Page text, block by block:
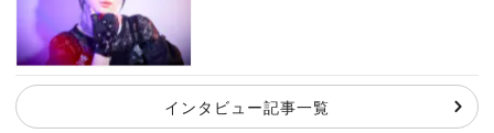
インタビュー記事一覧